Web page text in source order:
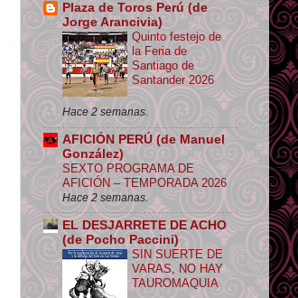
Plaza de Toros Perú (de
Jorge Arancivia)
Quinto festejo de
la Feria de
Santiago de
Santander 2026
Hace 2 semanas.
AFICIÓN PERÚ (de Manuel
González)
SEXTO PROGRAMA DE
AFICIÓN – TEMPORADA 2026
Hace 2 semanas.
EL DESJARRETE DE ACHO
(de Pocho Paccini)
SIN SUERTE DE
VARAS, NO HAY
TAUROMAQUIA